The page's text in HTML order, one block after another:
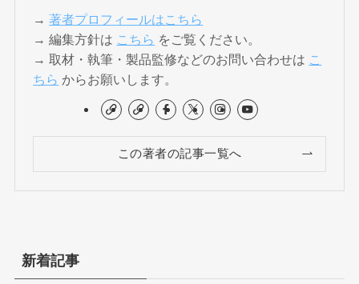
→著者プロフィールはこちら
→ 編集方針は こちら をご覧ください。
→ 取材・執筆・製品監修などのお問い合わせは こ
ちら からお願いします。
この著者の記事一覧へ
新着記事